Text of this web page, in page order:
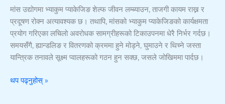
मांस उद्योगमा भ्याकुम प्याकेजिङ शेल्फ जीवन लम्ब्याउन, ताजगी कायम राख्न र
प्रदूषण रोक्न अत्यावश्यक छ। तथापि, मांसको भ्याकुम प्याकेजिङको कार्यक्षमता
प्रयोग गरिएका लचिलो अवरोधक सामग्रीहरूको टिकाउपनमा धेरै निर्भर गर्दछ।
समयसँगै, ह्यान्डलिङ र वितरणको क्रममा हुने मोड्ने, घुमाउने र थिच्ने जस्ता
यान्त्रिक तनावले सूक्ष्म प्वालहरूको गठन हुन सक्छ, जसले जोखिममा पार्दछ।
मासु
भ्याकुम
प्याकेजिङको
लचकता
टिकाउपन
थप पढ्नुहोस् »